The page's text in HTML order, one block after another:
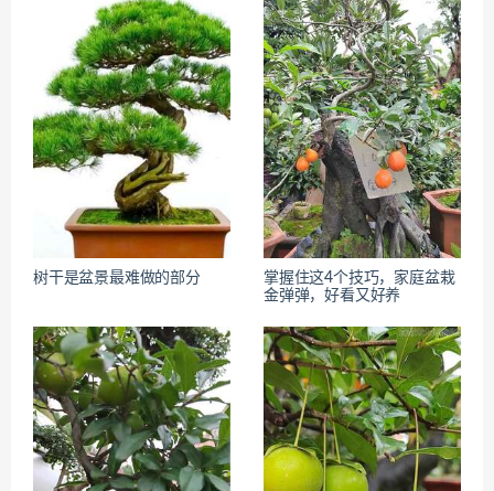
树干是盆景最难做的部分
掌握住这4个技巧，家庭盆栽
金弹弹，好看又好养